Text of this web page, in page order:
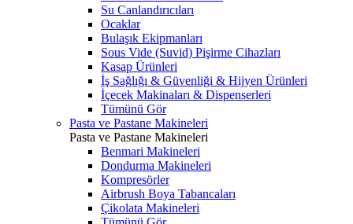
Su Canlandırıcıları
Ocaklar
Bulaşık Ekipmanları
Sous Vide (Suvid) Pişirme Cihazları
Kasap Ürünleri
İş Sağlığı & Güvenliği & Hijyen Ürünleri
İçecek Makinaları & Dispenserleri
Tümünü Gör
Pasta ve Pastane Makineleri
Pasta ve Pastane Makineleri
Benmari Makineleri
Dondurma Makineleri
Kompresörler
Airbrush Boya Tabancaları
Çikolata Makineleri